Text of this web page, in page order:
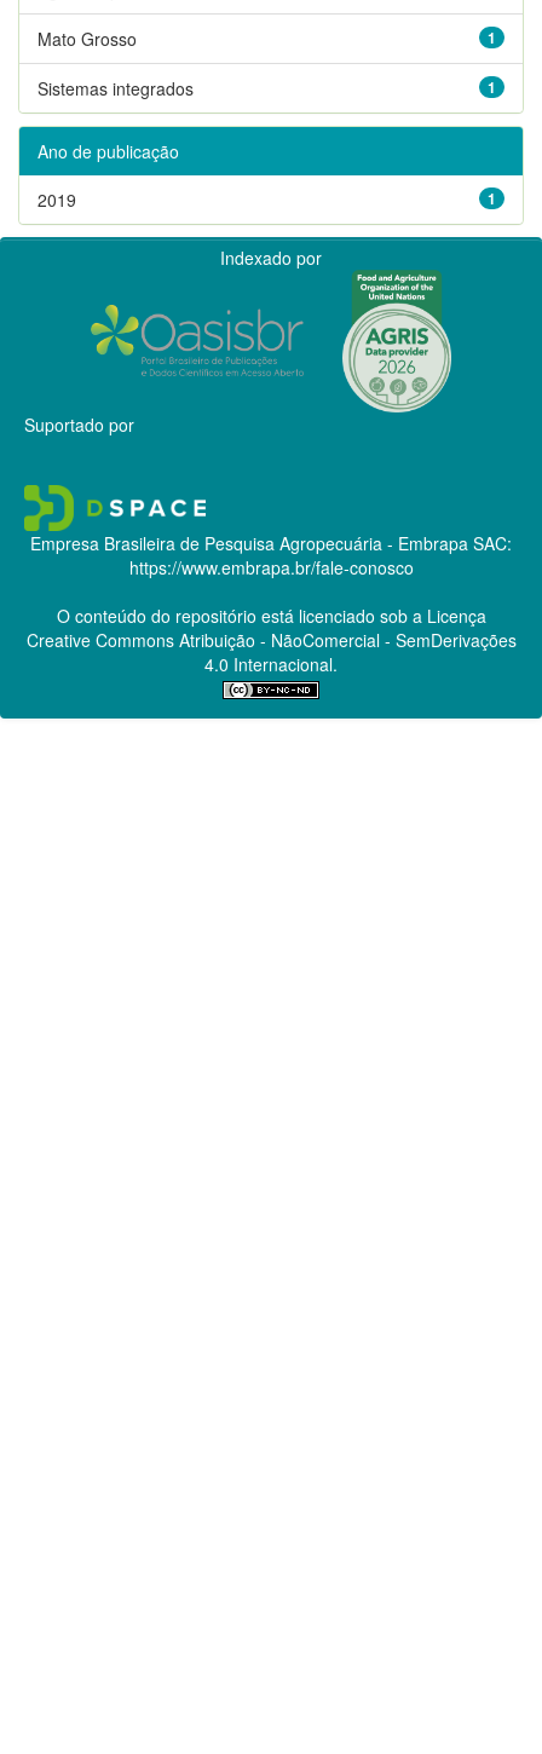
1
Mato Grosso
1
Sistemas integrados
Ano de publicação
1
2019
Indexado por
Suportado por
Empresa Brasileira de Pesquisa Agropecuária - Embrapa SAC:
https://www.embrapa.br/fale-conosco
O conteúdo do repositório está licenciado sob a Licença
Creative CommonsAtribuição - NãoComercial - SemDerivações
4.0 Internacional.